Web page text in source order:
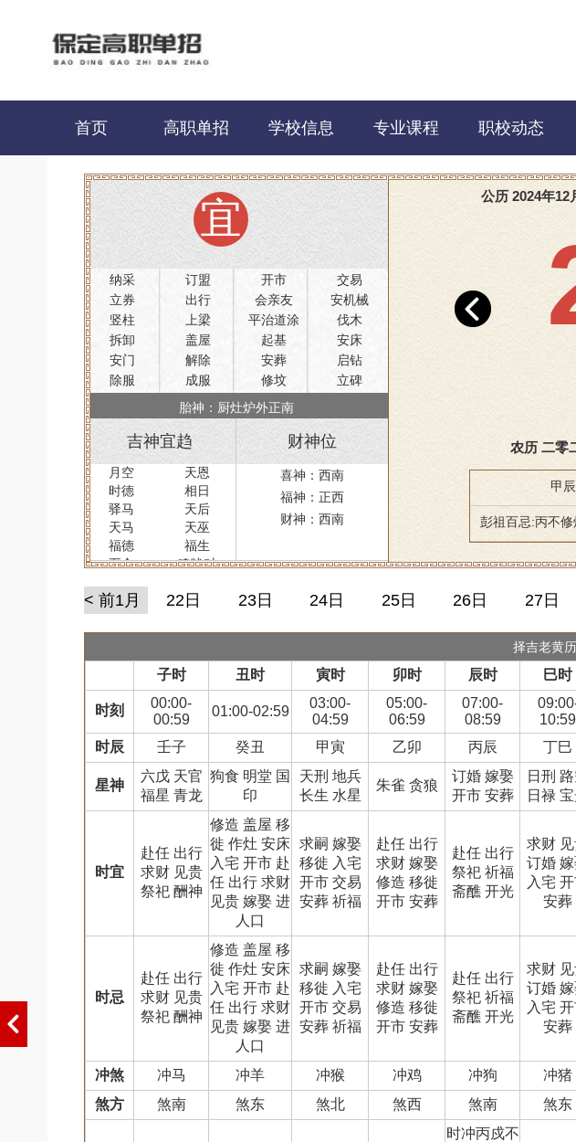
首页 高职单招 学校信息 专业课程 职校动态
宜
纳采 订盟 开市
交易
立券
出行 会亲友
安机械
竖柱
上梁 平治道涂
伐木
拆卸
盖屋 起基
安床
安门
解除 安葬
启钻
除服
成服 修坟
立碑
入殓
胎神：厨灶炉外正南
吉神宜趋
月空
天恩
时德
相日
驿马
天后
天马
天巫
福德
福生
五合
鸣吠对
财神位
喜神：西南
福神：正西
财神：西南
公历 2024年12
农历 二零
甲
彭祖百忌:丙不
< 前1月 22日 23日 24日 25日 26日 27日
择吉老黄
子时 丑时 寅时 卯时 辰时 巳时
时刻
00:00-
00:59
01:00-02:59
03:00-
04:59
05:00-
06:59
07:00-
08:59
10:59
时辰
壬子 癸丑 甲寅 乙卯 丙辰 丁巳
星神
六戊 天官
福星 青龙
狗食 明堂 国
印
天刑 地兵
长生 水星
朱雀 贪狼
订婚 嫁娶
开市 安葬
日刑
日禄
时宜
赴任 出行
求财 见贵
祭祀 酬神
修造 盖屋 移
徙 作灶 安床
入宅 开市 赴
任 出行 求财
见贵 嫁娶 进
人口
求嗣 嫁娶
移徙 入宅
开市 交易
安葬 祈福
赴任 出行
求财 嫁娶
修造 移徙
开市 安葬
赴任 出行
祭祀 祈福
斋醮 开光
求财
订婚
入宅
安葬
时忌
赴任 出行
求财 见贵
祭祀 酬神
修造 盖屋 移
徙 作灶 安床
入宅 开市 赴
任 出行 求财
见贵 嫁娶 进
人口
求嗣 嫁娶
移徙 入宅
开市 交易
安葬 祈福
赴任 出行
求财 嫁娶
修造 移徙
开市 安葬
赴任 出行
祭祀 祈福
斋醮 开光
求财
订婚
入宅
安葬
冲煞 冲马 冲羊 冲猴 冲鸡 冲狗 冲猪
煞方
煞南 煞东 煞北 煞西 煞南 煞东
时冲丙戍不